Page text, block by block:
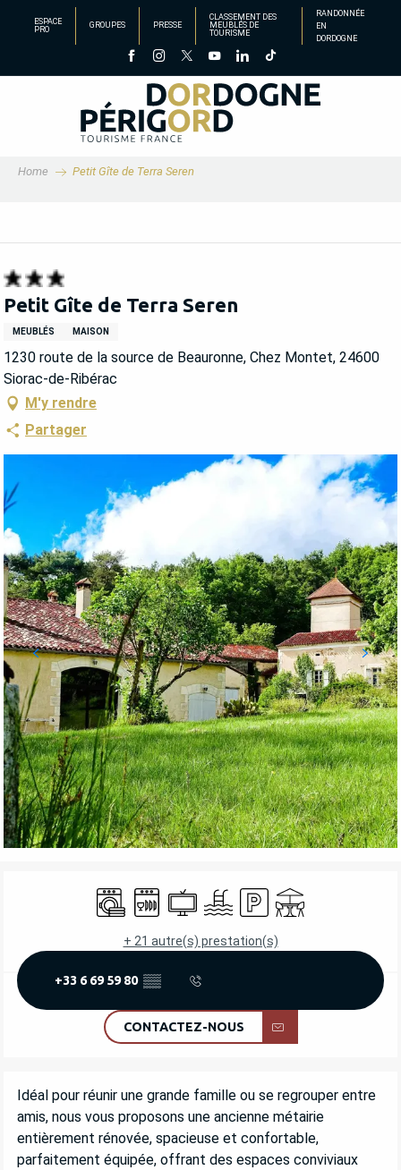
principal
ESPACE
PRO
GROUPES PRESSE
CLASSEMENT DES
MEUBLÉS DE
TOURISME
RANDONNÉE
EN
DORDOGNE
Home Petit Gîte de Terra Seren
Petit Gîte de Terra Seren
MEUBLÉS MAISON
1230 route de la source de Beauronne, Chez Montet, 24600
Siorac-de-Ribérac
M'y rendre
Partager
OUVERTURE ET COORDONNÉES
Lave lingeLave vaisselle
Télévision
PiscineParkingTerrasse
+ 21 autre(s) prestation(s)
+33 6 69 59 80 ▒▒
CONTACTEZ-NOUS
DESCRIPTION
Idéal pour réunir une grande famille ou se regrouper entre
amis, nous vous proposons une ancienne métairie
entièrement rénovée, spacieuse et confortable,
parfaitement équipée, offrant des espaces conviviaux